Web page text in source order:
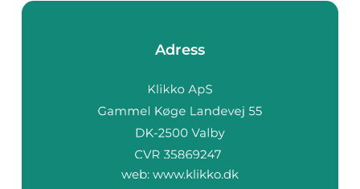
Adress
web: www.klikko.dk